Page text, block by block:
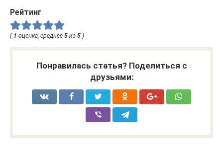
Рейтинг
( 1 оценка, среднее 5 из 5 )
Понравилась статья? Поделиться с
друзьями: